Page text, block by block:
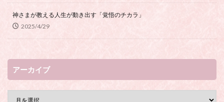
神さまが教える人生が動き出す「覚悟のチカラ」
2025/4/29
アーカイブ